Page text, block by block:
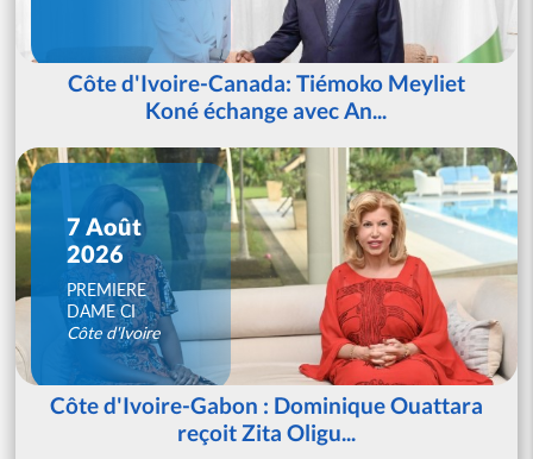
Côte d'Ivoire-Canada: Tiémoko Meyliet
Koné échange avec An...
7 Août
2026
PREMIERE
DAME CI
Côte d'Ivoire
Côte d'Ivoire-Gabon : Dominique Ouattara
reçoit Zita Oligu...